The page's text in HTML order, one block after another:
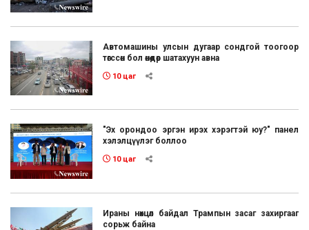
Автомашины улсын дугаар сондгой тоогоор
төгссөн бол өнөөдөр шатахуун авна
10 цаг
"Эх орондоо эргэн ирэх хэрэгтэй юу?" панел
хэлэлцүүлэг боллоо
10 цаг
Ираны нөхцөл байдал Трампын засаг захиргааг
сорьж байна